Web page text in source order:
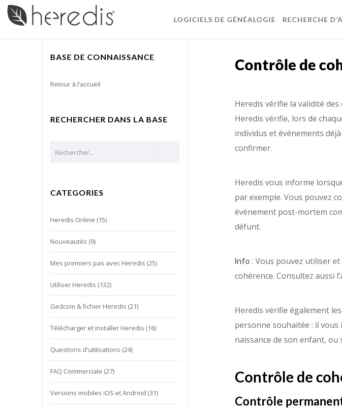
LOGICIELS DE GÉNÉALOGIE RECHERCHE
Contrôle de
Heredis vérifie la validité
Heredis vérifie, lors de
individus et événements
confirmer.
Heredis vous informe
par exemple. Vous pouvez
événement post-mortem
défunt.
Info : Vous pouvez utiliser
cohérence. Consultez aussi
Heredis vérifie également
personne souhaitée : il
naissance de son enfant, ou
Contrôle de
Contrôle
BASE DE CONNAISSANCE
Retour à l’accueil
RECHERCHER DANS LA BASE
CATEGORIES
Heredis Online (15)
Nouveautés (9)
Mes premiers pas avec Heredis (25)
Utiliser Heredis (132)
Gedcom & fichier Heredis (21)
Télécharger et installer Heredis (16)
Questions d'utilisations (24)
FAQ Commerciale (27)
Versions mobiles iOS et Android (31)